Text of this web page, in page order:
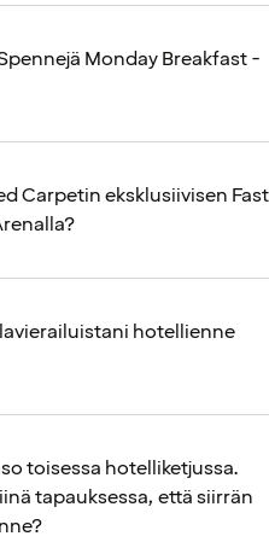
Monday Breakfast -
Carpetin eksklusiivisen Fast
hotellienne
toisessa hotelliketjussa.
tapauksessa, että siirrän